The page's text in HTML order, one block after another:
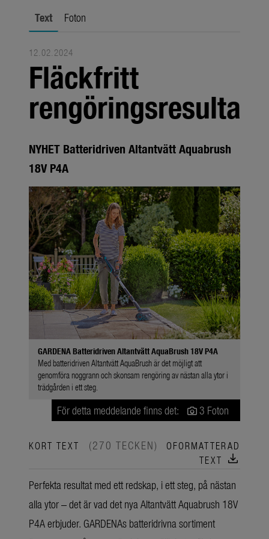
Företag
Mediabank
Produkter
Om oss
Presskontakt
Text Foton
12.02.2024
Fläckfritt
rengöringsresultat
NYHET Batteridriven Altantvätt Aquabrush
18V P4A
GARDENA Batteridriven Altantvätt AquaBrush 18V P4A
Med batteridriven Altantvätt AquaBrush är det möjligt att
genomföra noggrann och skonsam rengöring av nästan alla ytor i
trädgården i ett steg.
För detta meddelande finns det: 3 Foton
KORT TEXT (270 TECKEN)
OFORMATTERAD
TEXT download
Perfekta resultat med ett redskap, i ett steg, på nästan
alla ytor – det är vad det nya Altantvätt Aquabrush 18V
P4A erbjuder. GARDENAs batteridrivna sortiment